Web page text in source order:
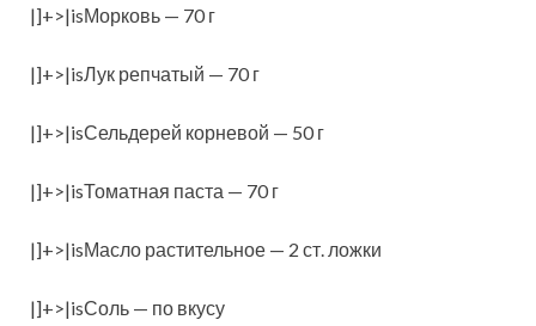
|]+>|isМорковь — 70 г
|]+>|isЛук репчатый — 70 г
|]+>|isСельдерей корневой — 50 г
|]+>|isТоматная паста — 70 г
|]+>|isМасло растительное — 2 ст. ложки
|]+>|isСоль — по вкусу